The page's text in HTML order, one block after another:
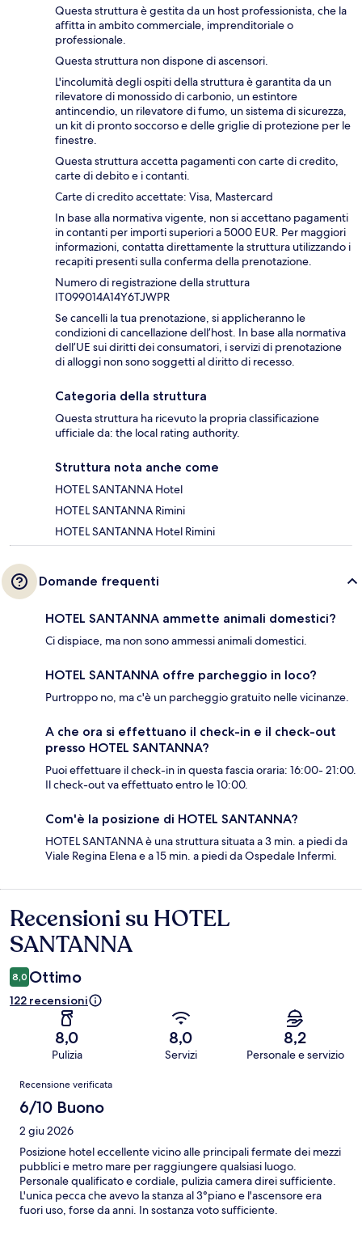
Questa struttura è gestita da un host professionista, che la
affitta in ambito commerciale, imprenditoriale o
professionale.
Questa struttura non dispone di ascensori.
L'incolumità degli ospiti della struttura è garantita da un
rilevatore di monossido di carbonio, un estintore
antincendio, un rilevatore di fumo, un sistema di sicurezza,
un kit di pronto soccorso e delle griglie di protezione per le
finestre.
Questa struttura accetta pagamenti con carte di credito,
carte di debito e i contanti.
Carte di credito accettate: Visa, Mastercard
In base alla normativa vigente, non si accettano pagamenti
in contanti per importi superiori a 5000 EUR. Per maggiori
informazioni, contatta direttamente la struttura utilizzando i
recapiti presenti sulla conferma della prenotazione.
Numero di registrazione della struttura
IT099014A14Y6TJWPR
Se cancelli la tua prenotazione, si applicheranno le
condizioni di cancellazione dell’host. In base alla normativa
dell’UE sui diritti dei consumatori, i servizi di prenotazione
di alloggi non sono soggetti al diritto di recesso.
Categoria della struttura
Questa struttura ha ricevuto la propria classificazione
ufficiale da: the local rating authority.
Struttura nota anche come
HOTEL SANTANNA Hotel
HOTEL SANTANNA Rimini
HOTEL SANTANNA Hotel Rimini
Domande frequenti
HOTEL SANTANNA ammette animali domestici?
Ci dispiace, ma non sono ammessi animali domestici.
HOTEL SANTANNA offre parcheggio in loco?
Purtroppo no, ma c'è un parcheggio gratuito nelle vicinanze.
A che ora si effettuano il check-in e il check-out
presso HOTEL SANTANNA?
Puoi effettuare il check-in in questa fascia oraria: 16:00- 21:00.
Il check-out va effettuato entro le 10:00.
Com'è la posizione di HOTEL SANTANNA?
HOTEL SANTANNA è una struttura situata a 3 min. a piedi da
Viale Regina Elena e a 15 min. a piedi da Ospedale Infermi.
Recensioni
Recensioni su HOTEL
SANTANNA
8,0 Ottimo
122 recensioni
8,0
Pulizia
8,0
Servizi
8,2
Personale e servizio
Recensioni
Recensione verificata
6/10 Buono
2 giu 2026
Posizione hotel eccellente vicino alle principali fermate dei mezzi
pubblici e metro mare per raggiungere qualsiasi luogo.
Personale qualificato e cordiale, pulizia camera direi sufficiente.
L'unica pecca che avevo la stanza al 3°piano e l'ascensore era
fuori uso, forse da anni. In sostanza voto sufficiente.